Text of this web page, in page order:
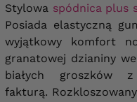
Stylowa spódnica plus
Posiada elastyczną
wyjątkowy komfort
granatowej dzianiny
białych groszków
fakturą.